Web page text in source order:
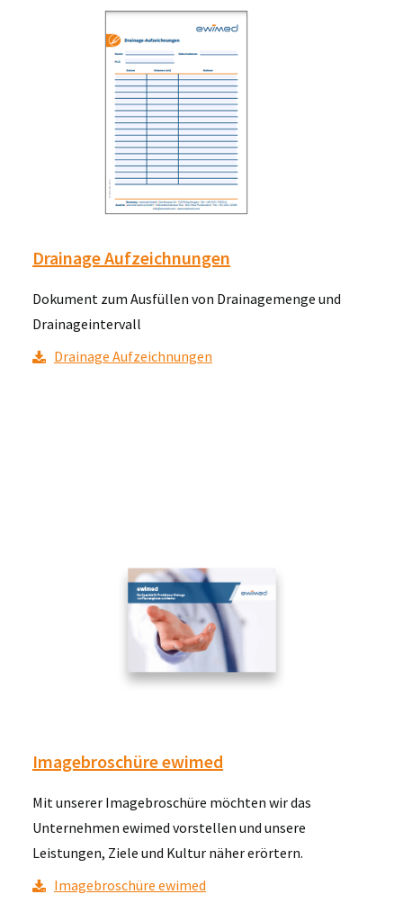
Drainage Aufzeichnungen
Dokument zum Ausfüllen von Drainagemenge und
Drainageintervall
Drainage Aufzeichnungen
Imagebroschüre ewimed
Mit unserer Imagebroschüre möchten wir das
Unternehmen ewimed vorstellen und unsere
Leistungen, Ziele und Kultur näher erörtern.
Imagebroschüre ewimed